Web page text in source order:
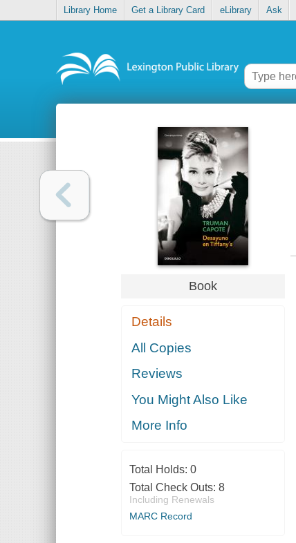
Library Home Get a Library Card eLibrary Ask
Book
Details
All Copies
Reviews
You Might Also Like
More Info
Total Holds: 0
Total Check Outs: 8
Including Renewals
MARC Record